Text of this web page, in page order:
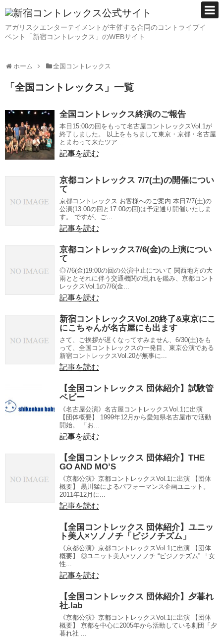
アガリスクエンターテイメントが主催する合同のコントライブイ
ベント「新宿コントレックス」のWEBサイト
ホーム 全国コントレックス
「 全国コントレックス 」 一覧
全国コントレックス終演のご報告
本日15:00の回をもって名古屋コントレックスVol.1が
終了しました。 以上をもちまして東京・京都・名古屋
とまわって来たツア...
記事を読む
京都コントレックス 7/7(土)の開催につい
て
京都コントレックス お客様へのご案内 本日7/7(土)の
公演(13:00の回と17:00の回)は予定通り開催いたしま
す。 ですが、ご...
記事を読む
京都コントレックス7/6(金)の上演につい
て
◎7/6(金)19:00の回の公演中止について 関西地方の大
雨ととそれに伴う交通機関の乱れを鑑み、京都コント
レックスVol.1の7/6(金...
記事を読む
新宿コントレックスVol.20終了&東京にこ
にこちゃんが名古屋にも出ます
さて、ご挨拶が遅くなってすみません、6/30(土)をも
って、全国コントレックスの一発目、東京公演である
新宿コントレックスVol.20が無事に...
記事を読む
【全国コントレックス 団体紹介】試験管
ベビー
《名古屋公演》名古屋コントレックスVol.1に出演
【団体概要】 1999年12月から愛知県名古屋市で活動
開始。 「お...
記事を読む
【全国コントレックス 団体紹介】THE
GO AND MO’S
《京都公演》京都コントレックスVol.1に出演 【団体
概要】 黒川猛によるパフォーマンス企画ユニット。
2011年12月に...
記事を読む
【全国コントレックス 団体紹介】ユニッ
ト美人×ソノノチ「ビジノチズム」
《京都公演》京都コントレックスVol.1に出演 【団体
概要】 ◎ユニット美人×ソノノチ “ビジノチズム” 「女
性...
記事を読む
【全国コントレックス 団体紹介】夕暮れ
社.lab
《京都公演》京都コントレックスVol.1に出演 【団体
概要】 京都を中心に2005年から活動している劇団「夕
暮れ社 ...